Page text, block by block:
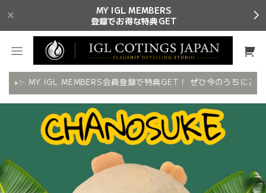
MY IGL MEMBERS
登録でお得な特典GET
MY IGL MEMBERS会員登録で特典GET！ ぜひ今のうちにご登録